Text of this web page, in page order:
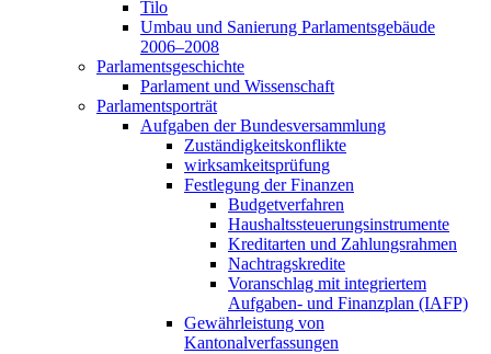
Tilo
Umbau und Sanierung Parlamentsgebäude
2006–2008
Parlamentsgeschichte
Parlament und Wissenschaft
Parlamentsporträt
Aufgaben der Bundesversammlung
Zuständigkeitskonflikte
wirksamkeitsprüfung
Festlegung der Finanzen
Budgetverfahren
Haushaltssteuerungsinstrumente
Kreditarten und Zahlungsrahmen
Nachtragskredite
Voranschlag mit integriertem
Aufgaben- und Finanzplan (IAFP)
Gewährleistung von
Kantonalverfassungen